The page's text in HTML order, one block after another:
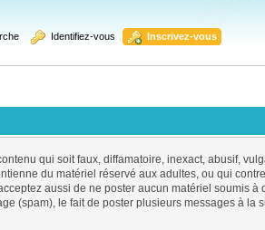
Identifiez-vous Inscrivez-vous
qui soit faux, diffamatoire, inexact, abusif,
du matériel réservé aux adultes, ou qui
aussi de ne poster aucun matériel soumis à
(spam), le fait de poster plusieurs messages à la